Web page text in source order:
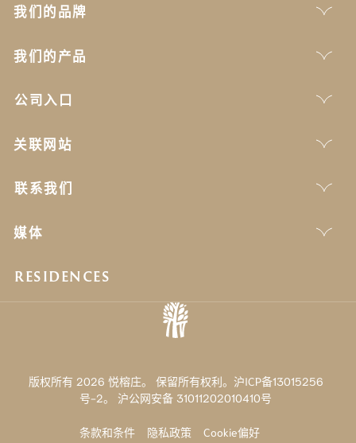
我们的品牌
我们的产品
公司入口
关联网站
联系我们
媒体
RESIDENCES
版权所有 2026 悦榕庄。 保留所有权利。沪ICP备13015256
号-2。 沪公网安备 31011202010410号
条款和条件 隐私政策 Cookie偏好